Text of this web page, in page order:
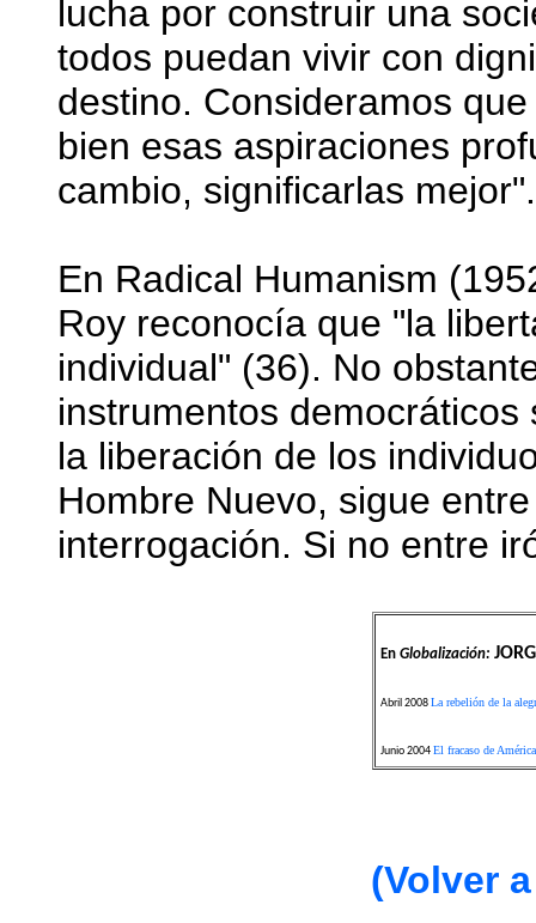
lucha por construir una
todos puedan vivir con
destino. Consideramos
bien esas aspiraciones
cambio, significarlas mejor".
En Radical Humanism
Roy reconocía que "la
individual" (36). No
instrumentos
la liberación de los
Hombre Nuevo, sigue
interrogación. Si no entre
En Globalización:
Abril 2008La rebelión de la
Junio 2004El fracaso de
(Volver